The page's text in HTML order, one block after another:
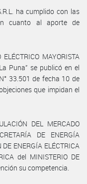
ha cumplido con las
cuanto al aporte de
MAYORISTA
Puna” se publicó en el
33.501 de fecha 10 de
que impidan el
DEL MERCADO
DE ENERGÍA
ENERGÍA ELÉCTRICA
del MINISTERIO DE
su competencia.